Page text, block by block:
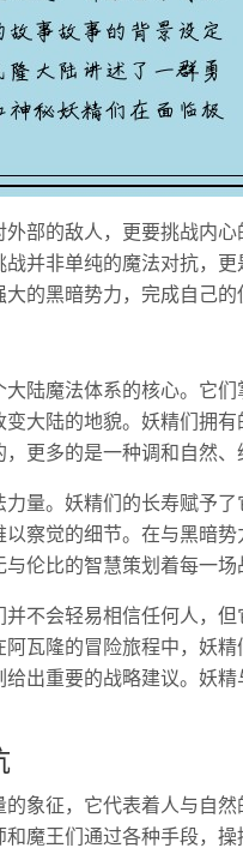
部的敌人，更要挑战内
并非单纯的魔法对抗，
的黑暗势力，完成自己的
陆魔法体系的核心。它
大陆的地貌。妖精们拥
更多的是一种调和自然、
量。妖精们的长寿赋予
察觉的细节。在与黑暗
伦比的智慧策划着每一场
不会轻易相信任何人，
瓦隆的冒险旅程中，妖精
出重要的战略建议。妖
象征，它代表着人与自
魔王们通过各种手段，